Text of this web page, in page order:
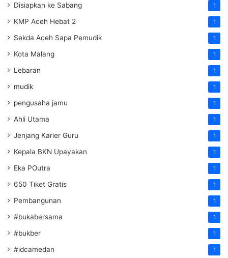
Disiapkan ke Sabang 1
KMP Aceh Hebat 2 1
Sekda Aceh Sapa Pemudik 1
Kota Malang 1
Lebaran 1
mudik 1
pengusaha jamu 1
Ahli Utama 1
Jenjang Karier Guru 1
Kepala BKN Upayakan 1
Eka POutra 1
650 Tiket Gratis 1
Pembangunan 1
#bukabersama 1
#bukber 1
#idcamedan 1